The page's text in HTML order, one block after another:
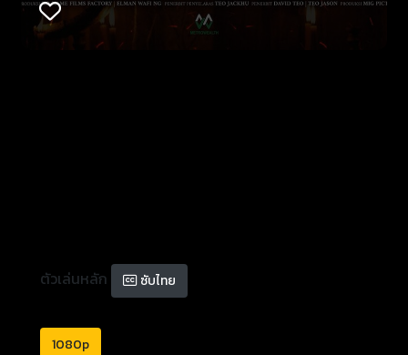
ตัวเล่นหลัก ซับไทย
1080p